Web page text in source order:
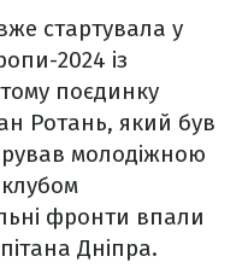
стартувала у
2024 із
тому поєдинку
Ротань, який був
молодіжною
фронти впали
Дніпра.